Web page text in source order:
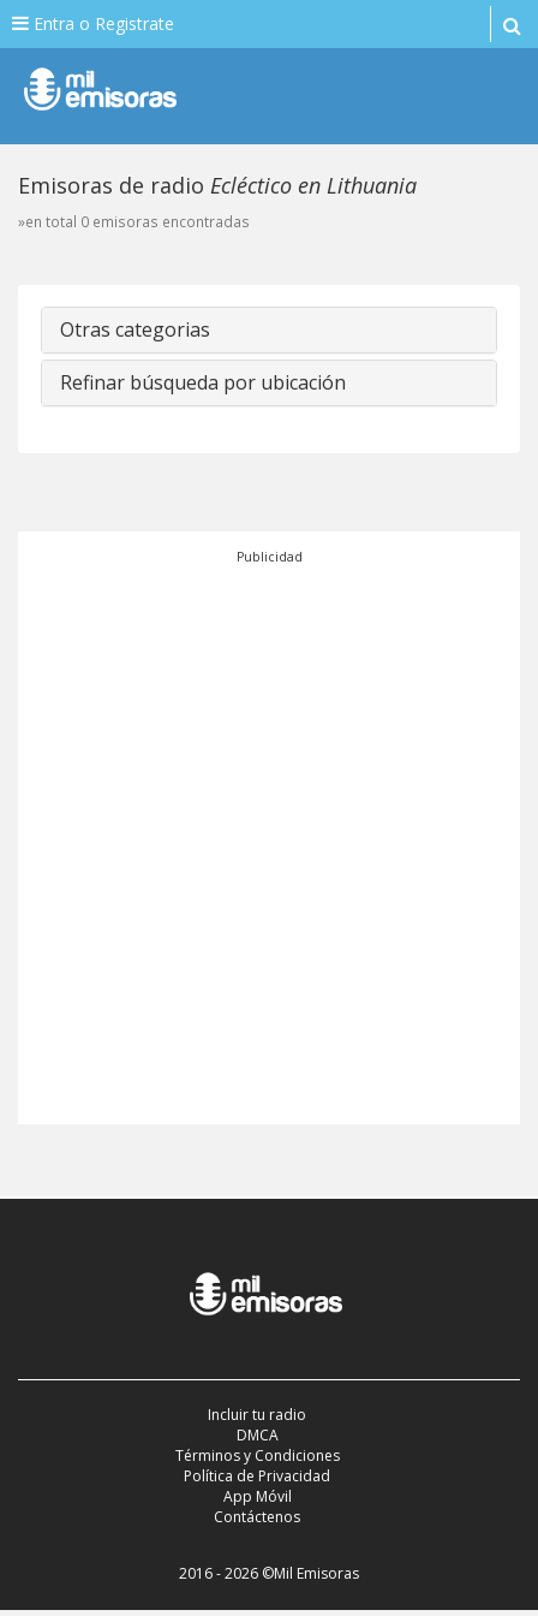
Entra o Registrate
Emisoras de radio Ecléctico en Lithuania
»en total 0 emisoras encontradas
Otras categorias
Refinar búsqueda por ubicación
Publicidad
Incluir tu radio
DMCA
Términos y Condiciones
Política de Privacidad
App Móvil
Contáctenos
2016 - 2026 ©Mil Emisoras